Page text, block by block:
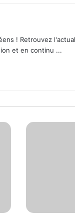
! Retrouvez
et en continu ...